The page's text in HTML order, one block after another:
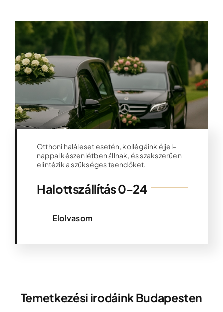
Otthoni haláleset esetén, kollégáink éjjel-
nappal készenlétben állnak, és szakszerűen
elintézik a szükséges teendőket.
Halottszállítás 0-24
Elolvasom
Temetkezési irodáink Budapesten